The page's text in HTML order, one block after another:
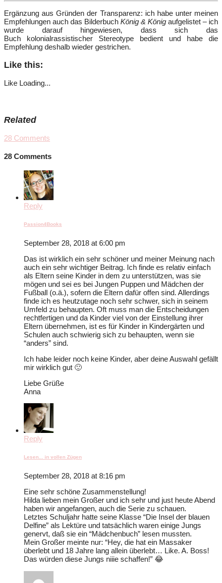
Ergänzung aus Gründen der Transparenz: ich habe unter meinen
Empfehlungen auch das Bilderbuch König & König aufgelistet – ich
wurde darauf hingewiesen, dass sich das
Buch kolonialrassistischer Stereotype bedient und habe die
Empfehlung deshalb wieder gestrichen.
Like this:
Like Loading...
Related
28 Comments
28 Comments
Reply
Passion4Books
September 28, 2018 at 6:00 pm
Das ist wirklich ein sehr schöner und meiner Meinung nach
auch ein sehr wichtiger Beitrag. Ich finde es relativ einfach
als Eltern seine Kinder in dem zu unterstützen, was sie
mögen und sei es bei Jungen Puppen und Mädchen der
Fußball (o.ä.), sofern die Eltern dafür offen sind. Allerdings
finde ich es heutzutage noch sehr schwer, sich in seinem
Umfeld zu behaupten. Oft muss man die Entscheidungen
rechtfertigen und da Kinder viel von der Einstellung ihrer
Eltern übernehmen, ist es für Kinder in Kindergärten und
Schulen auch schwierig sich zu behaupten, wenn sie
“anders” sind.
Ich habe leider noch keine Kinder, aber deine Auswahl gefällt
mir wirklich gut 🙂
Liebe Grüße
Anna
Reply
Lesen... in vollen Zügen
September 28, 2018 at 8:16 pm
Eine sehr schöne Zusammenstellung!
Hilda lieben mein Großer und ich sehr und just heute Abend
haben wir angefangen, auch die Serie zu schauen.
Letztes Schuljahr hatte seine Klasse “Die Insel der blauen
Delfine” als Lektüre und tatsächlich waren einige Jungs
genervt, daß sie ein “Mädchenbuch” lesen mussten.
Mein Großer meinte nur: “Hey, die hat ein Massaker
überlebt und 18 Jahre lang allein überlebt… Like. A. Boss!
Das würden diese Jungs niiie schaffen!” 😂